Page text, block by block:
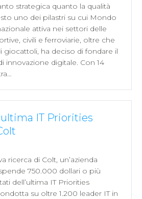
strategica quanto la qualità
uno dei pilastri su cui Mondo
attiva nei settori delle
civili e ferroviarie, oltre che
giocattoli, ha deciso di fondare il
innovazione digitale. Con 14
IT Priorities
ricerca di Colt, un’azienda
750.000 dollari o più
dell’ultima IT Priorities
su oltre 1.200 leader IT in